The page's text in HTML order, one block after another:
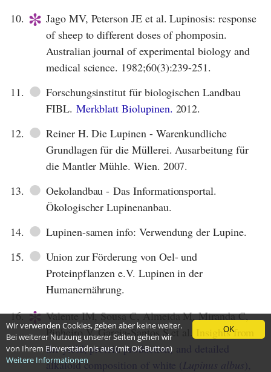
10. * Jago MV, Peterson JE et al. Lupinosis: response
of sheep to different doses of phomposin.
Australian journal of experimental biology and
medical science. 1982;60(3):239-251.
11. ● Forschungsinstitut für biologischen Landbau
FIBL. Merkblatt Biolupinen. 2012.
12. ● Reiner H. Die Lupinen - Warenkundliche
Grundlagen für die Müllerei. Ausarbeitung für
die Mantler Mühle. Wien. 2007.
13. ● Oekolandbau - Das Informationsportal.
Ökologischer Lupinenanbau.
14. ● Lupinen-samen info: Verwendung der Lupine.
15. ● Union zur Förderung von Oel- und
Proteinpflanzen e.V. Lupinen in der
Humanernährung.
16. * Valente IM, Sousa C, Almeida M, Miranda C,
Pinheiro V, Garcia-Santos S et al. Insights from
the yield, protein production, and detailed
alkaloid composition of white ( Lupinus albus ),
OK
Wir verwenden Cookies, geben aber keine weiter.
Bei weiterer Nutzung unserer Seiten gehen wir
von Ihrem Einverständnis aus (mit OK-Button)
Weitere Informationen